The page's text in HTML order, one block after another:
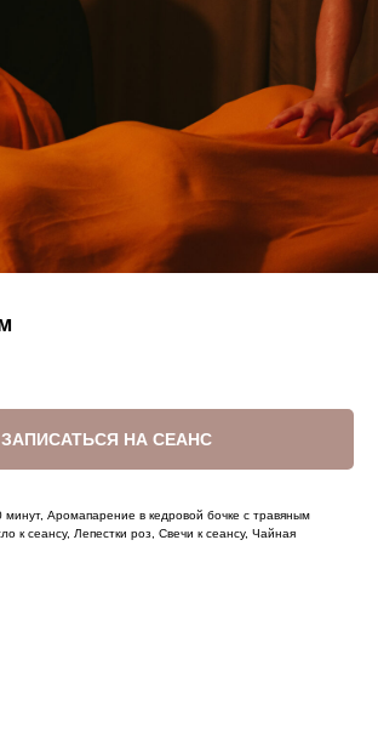
ЗАПИСАТЬСЯ НА СЕАНС
Аромапарение в кедровой бочке с травяным
к сеансу, Лепестки роз, Свечи к сеансу, Чайная